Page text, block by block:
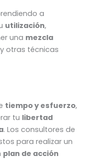
a
utilización,
una mezcla
otras técnicas
tiempo y esfuerzo,
tu libertad
. Los consultores de
para realizar un
plan de acción